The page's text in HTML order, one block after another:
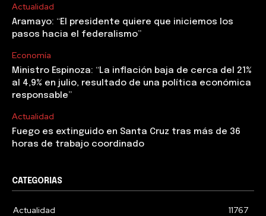
Actualidad
Aramayo: “El presidente quiere que iniciemos los
pasos hacia el federalismo”
Economía
Ministro Espinoza: “La inflación baja de cerca del 21%
al 4,9% en julio, resultado de una política económica
responsable”
Actualidad
Fuego es extinguido en Santa Cruz tras más de 36
horas de trabajo coordinado
CATEGORIAS
Actualidad 11767